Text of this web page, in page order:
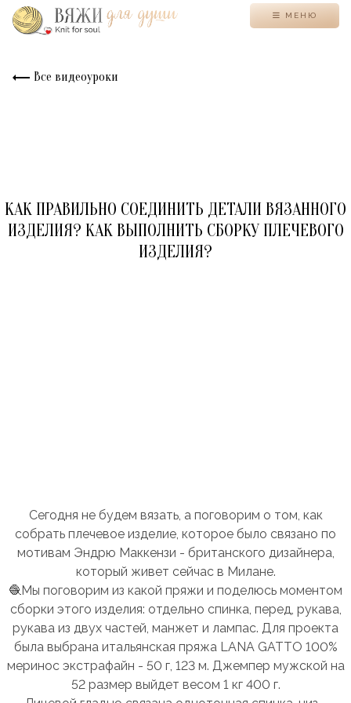
МЕНЮ
Все видеоуроки
КАК ПРАВИЛЬНО СОЕДИНИТЬ ДЕТАЛИ ВЯЗАННОГО
ИЗДЕЛИЯ? КАК ВЫПОЛНИТЬ СБОРКУ ПЛЕЧЕВОГО
ИЗДЕЛИЯ?
Сегодня не будем вязать, а поговорим о том, как
собрать плечевое изделие, которое было связано по
мотивам Эндрю Маккензи - британского дизайнера,
который живет сейчас в Милане.
🧶Мы поговорим из какой пряжи и поделюсь моментом
сборки этого изделия: отдельно спинка, перед, рукава,
рукава из двух частей, манжет и лампас. Для проекта
была выбрана итальянская пряжа LANA GATTO 100%
меринос экстрафайн - 50 г, 123 м. Джемпер мужской на
52 размер выйдет весом 1 кг 400 г.